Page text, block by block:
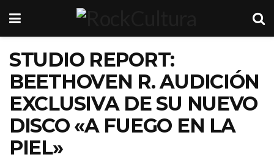
STUDIO REPORT:
BEETHOVEN R. AUDICIÓN
EXCLUSIVA DE SU NUEVO
DISCO «A FUEGO EN LA
PIEL»